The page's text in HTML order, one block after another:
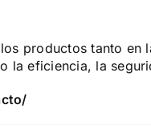
productos tanto en
la eficiencia, la